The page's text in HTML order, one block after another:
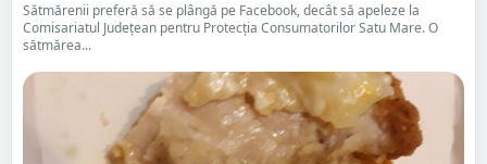
Sătmărenii preferă să se plângă pe Facebook, decât să apeleze la
Comisariatul Județean pentru Protecția Consumatorilor Satu Mare. O
sătmărea...